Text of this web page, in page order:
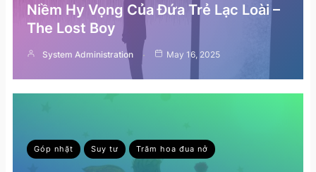
Niềm Hy Vọng Của Đứa Trẻ Lạc Loài –
The Lost Boy
System Administration May 16, 2025
Góp nhặt Suy tư Trăm hoa đua nở